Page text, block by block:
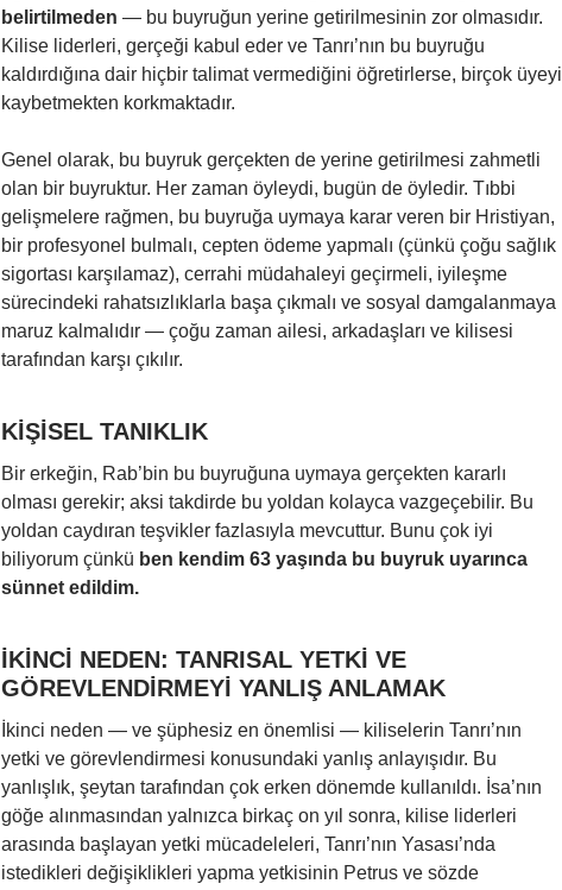
belirtilmeden — bu buyruğun yerine getirilmesinin zor olmasıdır.
Kilise liderleri, gerçeği kabul eder ve Tanrı’nın bu buyruğu
kaldırdığına dair hiçbir talimat vermediğini öğretirlerse, birçok üyeyi
kaybetmekten korkmaktadır.
Genel olarak, bu buyruk gerçekten de yerine getirilmesi zahmetli
olan bir buyruktur. Her zaman öyleydi, bugün de öyledir. Tıbbi
gelişmelere rağmen, bu buyruğa uymaya karar veren bir Hristiyan,
bir profesyonel bulmalı, cepten ödeme yapmalı (çünkü çoğu sağlık
sigortası karşılamaz), cerrahi müdahaleyi geçirmeli, iyileşme
sürecindeki rahatsızlıklarla başa çıkmalı ve sosyal damgalanmaya
maruz kalmalıdır — çoğu zaman ailesi, arkadaşları ve kilisesi
tarafından karşı çıkılır.
KİŞİSEL TANIKLIK
Bir erkeğin, Rab’bin bu buyruğuna uymaya gerçekten kararlı
olması gerekir; aksi takdirde bu yoldan kolayca vazgeçebilir. Bu
yoldan caydıran teşvikler fazlasıyla mevcuttur. Bunu çok iyi
biliyorum çünkü ben kendim 63 yaşında bu buyruk uyarınca
sünnet edildim.
İKİNCİ NEDEN: TANRISAL YETKİ VE
GÖREVLENDİRMEYİ YANLIŞ ANLAMAK
İkinci neden — ve şüphesiz en önemlisi — kiliselerin Tanrı’nın
yetki ve görevlendirmesi konusundaki yanlış anlayışıdır. Bu
yanlışlık, şeytan tarafından çok erken dönemde kullanıldı. İsa’nın
göğe alınmasından yalnızca birkaç on yıl sonra, kilise liderleri
arasında başlayan yetki mücadeleleri, Tanrı’nın Yasası’nda
istedikleri değişiklikleri yapma yetkisinin Petrus ve sözde